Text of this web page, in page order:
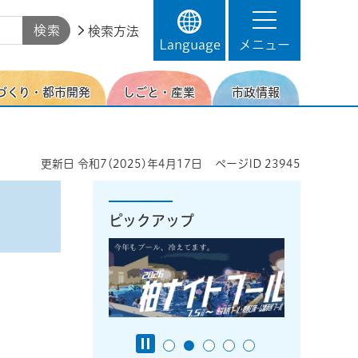
検索方法
Language
メニュー
くり・都市開発 しごと・産業 市政情報
更新日 令和7(2025)年4月17日 ページID 23945
ピックアップ